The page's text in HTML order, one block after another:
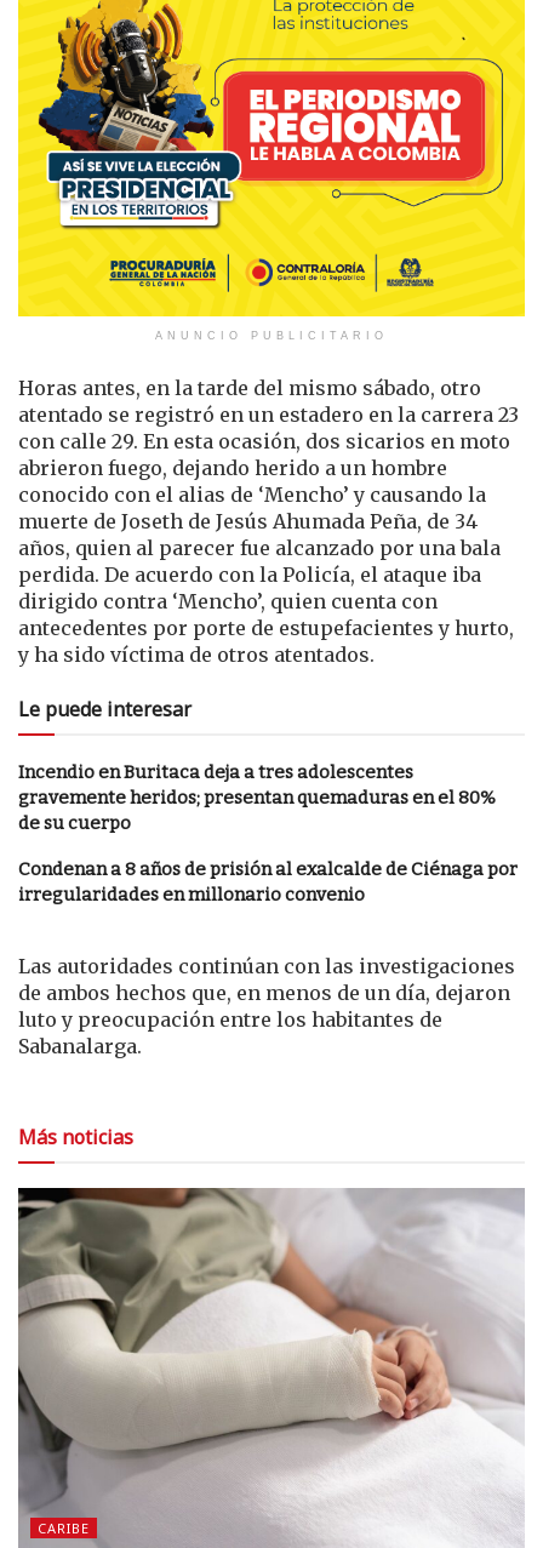
ANUNCIO PUBLICITARIO
Horas antes, en la tarde del mismo sábado, otro
atentado se registró en un estadero en la carrera 23
con calle 29. En esta ocasión, dos sicarios en moto
abrieron fuego, dejando herido a un hombre
conocido con el alias de ‘Mencho’ y causando la
muerte de Joseth de Jesús Ahumada Peña, de 34
años, quien al parecer fue alcanzado por una bala
perdida. De acuerdo con la Policía, el ataque iba
dirigido contra ‘Mencho’, quien cuenta con
antecedentes por porte de estupefacientes y hurto,
y ha sido víctima de otros atentados.
Le puede interesar
Incendio en Buritaca deja a tres adolescentes
gravemente heridos; presentan quemaduras en el 80%
de su cuerpo
Condenan a 8 años de prisión al exalcalde de Ciénaga por
irregularidades en millonario convenio
Las autoridades continúan con las investigaciones
de ambos hechos que, en menos de un día, dejaron
luto y preocupación entre los habitantes de
Sabanalarga.
Más noticias
CARIBE